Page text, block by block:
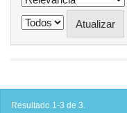
Resultado 1-3 de 3.